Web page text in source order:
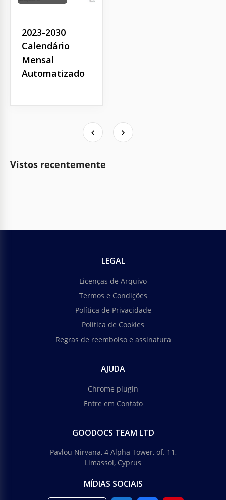
2023-2030
Calendário
Mensal
Automatizado
Vistos recentemente
LEGAL
Licenças de Arquivo
Termos e Condições
Política de Privacidade
Política de Cookies
Regras de reembolso e assinatura
AJUDA
Chrome plugin
Entre em Contato
GOODOCS TEAM LTD
Pavlou Nirvana, 4 Alpha Tower, of. 11,
Limassol, Cyprus
MÍDIAS SOCIAIS